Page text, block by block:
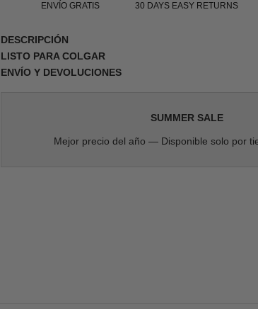
ENVÍO GRATIS 30 DAYS EASY RETURNS
DESCRIPCIÓN
LISTO PARA COLGAR
ENVÍO Y DEVOLUCIONES
SUMMER SALE
Mejor precio del año — Disponible solo por